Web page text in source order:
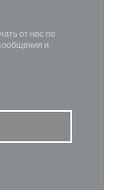
от нас по
и